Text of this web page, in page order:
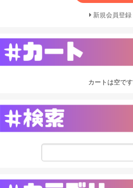
新規会員登録
カートは空です